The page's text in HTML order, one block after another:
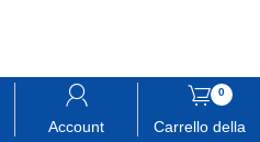
󰃳
Account
0
󰃦
Carrello della